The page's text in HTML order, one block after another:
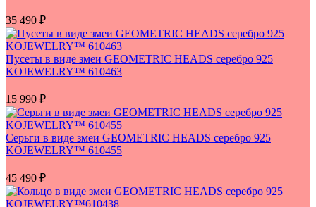
35 490 ₽
Пусеты в виде змеи GEOMETRIC HEADS серебро 925
KOJEWELRY™ 610463
15 990 ₽
Серьги в виде змеи GEOMETRIC HEADS серебро 925
KOJEWELRY™ 610455
45 490 ₽